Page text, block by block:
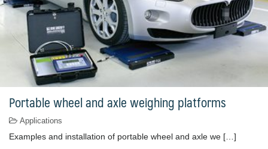
Portable wheel and axle weighing platforms
Applications
Examples and installation of portable wheel and axle we […]